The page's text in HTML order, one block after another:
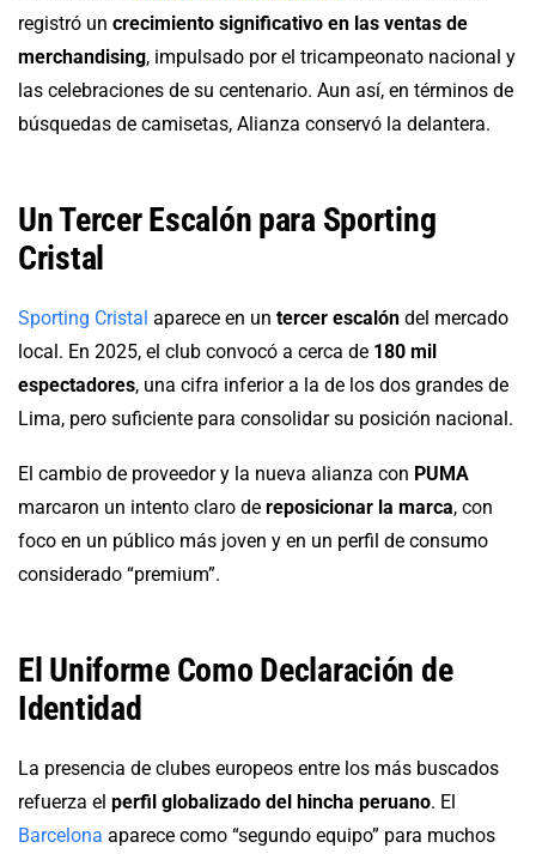
registró un crecimiento significativo en las ventas de
merchandising, impulsado por el tricampeonato nacional y
las celebraciones de su centenario. Aun así, en términos de
búsquedas de camisetas, Alianza conservó la delantera.
Un Tercer Escalón para Sporting
Cristal
Sporting Cristal aparece en un tercer escalón del mercado
local. En 2025, el club convocó a cerca de 180 mil
espectadores, una cifra inferior a la de los dos grandes de
Lima, pero suficiente para consolidar su posición nacional.
El cambio de proveedor y la nueva alianza con PUMA
marcaron un intento claro de reposicionar la marca, con
foco en un público más joven y en un perfil de consumo
considerado “premium”.
El Uniforme Como Declaración de
Identidad
La presencia de clubes europeos entre los más buscados
refuerza el perfil globalizado del hincha peruano. El
Barcelona aparece como “segundo equipo” para muchos